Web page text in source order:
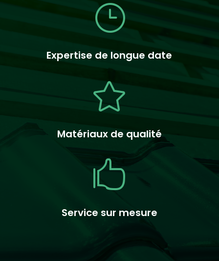
}
Expertise de longue date

Matériaux de qualité

Service sur mesure